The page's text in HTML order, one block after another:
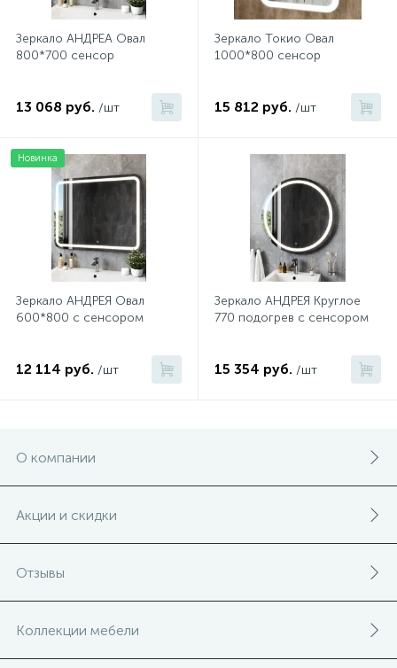
Зеркало АНДРЕА Овал
800*700 сенсор
13 068 руб. /шт
Зеркало Токио Овал
1000*800 сенсор
15 812 руб. /шт
Новинка
Зеркало АНДРЕЯ Овал
600*800 с сенсором
12 114 руб. /шт
Зеркало АНДРЕЯ Круглое
770 подогрев с сенсором
15 354 руб. /шт
О компании
Акции и скидки
Отзывы
Коллекции мебели